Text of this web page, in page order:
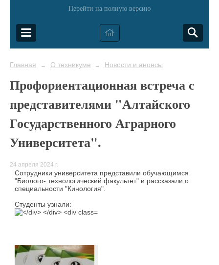
Перейти на полную версию
Главная → О техникуме → Новости и анонсы
Профориентационная встреча с
представителями "Алтайского
Государственного Аграрного
Университета".
24 апреля 2024 г.
Сотрудники университета представили обучающимся
"Биолого- технологический факультет" и рассказали о
специальности "Кинология".
Студенты узнали: